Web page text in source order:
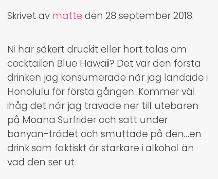
Skrivet av matte den 28 september 2018.
Ni har säkert druckit eller hört talas om
cocktailen Blue Hawaii? Det var den första
drinken jag konsumerade när jag landade i
Honolulu för första gången. Kommer väl
ihåg det när jag travade ner till utebaren
på Moana Surfrider och satt under
banyan-trädet och smuttade på den…en
drink som faktiskt är starkare i alkohol än
vad den ser ut.